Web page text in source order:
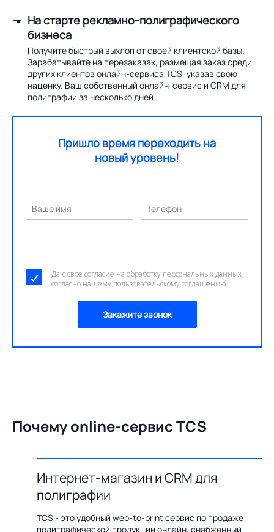
На старте рекламно-полиграфического
бизнеса
Получите быстрый выхлоп от своей клиентской базы.
Зарабатывайте на перезаказах, размещая заказ среди
других клиентов онлайн-сервиса TCS, указав свою
наценку. Ваш собственный онлайн-сервис и CRM для
полиграфии за несколько дней.
Пришло время переходить на
новый уровень!
Ваше имя Телефон
Даю свое согласие на обработку персональных данных
согласно нашему пользовательскому соглашению.
Закажите звонок
Почему online-сервис TCS
Интернет-магазин и CRM для
полиграфии
TCS - это удобный web-to-print сервис по продаже
полиграфической продукции онлайн, снабженный